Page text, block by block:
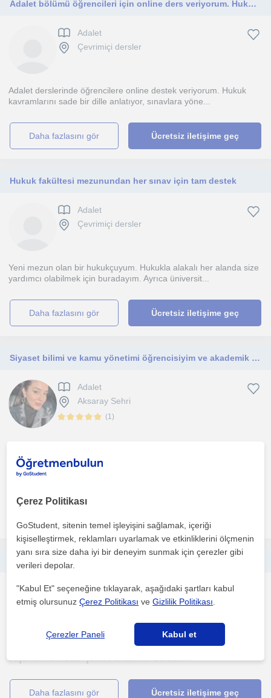
Adalet bölümü öğrencileri için online ders veriyorum. Hukuk derslerini ezber değil, mantığını anlatarak öğretmeyi hedefliyorum.
Adalet
Çevrimiçi dersler
Adalet derslerinde öğrencilere online destek veriyorum. Hukuk
kavramlarını sade bir dille anlatıyor, sınavlara yöne...
daha fazlasını gör Ücretsiz iletişime geç
Hukuk fakültesi mezunundan her sınav için tam destek
Adalet
Çevrimiçi dersler
Yeni mezun olan bir hukukçuyum. Hukukla alakalı her alanda size
yardımcı olabilmek için buradayım. Ayrıca üniversit...
daha fazlasını gör Ücretsiz iletişime geç
Siyaset bilimi ve kamu yönetimi öğrencisiyim ve akademik seviye olarak lise yaşalarındaki öğrencilere sınavlara Yönelik çalışma
Adalet
Aksaray Sehri
(1)
yerine ihtiyacı olan tarihi sevdirmeye yönelik karş...
Adalet
Mersin Sehri, Çiftlik (M...
Konuları öğrencilere sadeleştirerek, mantığını kurdurarak ve sınav
daha fazlasını gör Ücretsiz iletişime geç
Çerez Politikası
GoStudent, sitenin temel işleyişini sağlamak, içeriği
kişiselleştirmek, reklamları uyarlamak ve etkinliklerini ölçmenin
yanı sıra size daha iyi bir deneyim sunmak için çerezler gibi
verileri depolar.
"Kabul Et" seçeneğine tıklayarak, aşağıdaki şartları kabul
etmiş olursunuzÇerez Politikası veGizlilik Politikası
Çerezler Paneli Kabul et